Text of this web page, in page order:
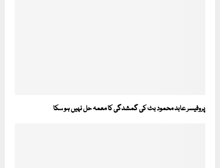
پروفیسر عابد محمود بٹ کی گمشدگی کا معمہ حل نہیں ہو سکا